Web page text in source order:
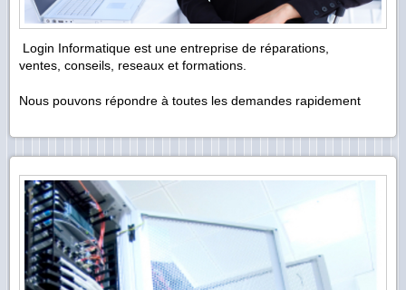
Login Informatique est une entreprise de réparations,
ventes, conseils, reseaux et formations.
Nous pouvons répondre à toutes les demandes rapidement